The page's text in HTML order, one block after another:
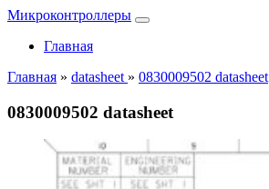
Микроконтроллеры
Главная
Главная » datasheet » 0830009502 datasheet
0830009502 datasheet